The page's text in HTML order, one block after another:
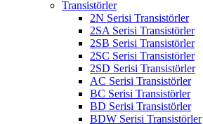
Transistörler
2N Serisi Transistörler
2SA Serisi Transistörler
2SB Serisi Transistörler
2SC Serisi Transistörler
2SD Serisi Transistörler
AC Serisi Transistörler
BC Serisi Transistörler
BD Serisi Transistörler
BDW Serisi Transistörler